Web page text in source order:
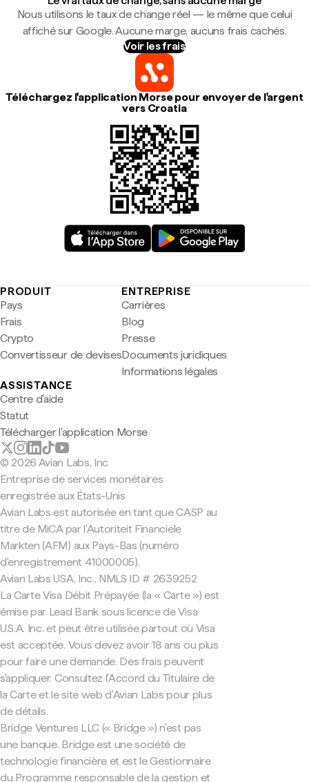
Nous utilisons le taux de change réel — le même que celui
affiché sur Google. Aucune marge, aucuns frais cachés.
Voir les frais
Téléchargez l'application Morse pour envoyer de l'argent
vers Croatia
PRODUIT
Pays
Frais
Crypto
Convertisseur de devises
ENTREPRISE
Carrières
Blog
Presse
Documents juridiques
Informations légales
ASSISTANCE
Centre d'aide
Statut
Télécharger l'application Morse
© 2026 Avian Labs, Inc
Entreprise de services monétaires
enregistrée aux États-Unis
Avian Labs est autorisée en tant que CASP au
titre de MiCA par l'Autoriteit Financiële
Markten (AFM) aux Pays-Bas (numéro
d'enregistrement 41000005).
Avian Labs USA, Inc., NMLS ID # 2639252
La Carte Visa Débit Prépayée (la « Carte ») est
émise par Lead Bank sous licence de Visa
U.S.A. Inc. et peut être utilisée partout où Visa
est acceptée. Vous devez avoir 18 ans ou plus
pour faire une demande. Des frais peuvent
s'appliquer. Consultez l'Accord du Titulaire de
la Carte et le site web d'Avian Labs pour plus
de détails.
Bridge Ventures LLC (« Bridge ») n'est pas
une banque. Bridge est une société de
technologie financière et est le Gestionnaire
du Programme responsable de la gestion et